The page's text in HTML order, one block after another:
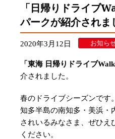
「日帰りドライブ
パークが紹介されま
2020年3月12日 お知ら
「東海 日帰りドライブ
介されました。
春のドライブシーズンです。
知多半島の南知多・美浜・
されいるみなさま、ぜひえ
ください。